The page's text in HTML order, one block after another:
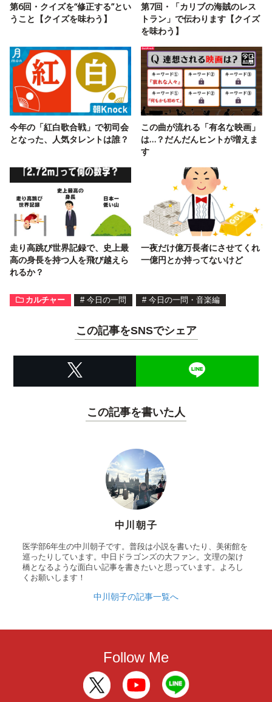
第6回・クイズを“修正する”とい
うこと【クイズを味わう】
第7回・「カリブの海賊のレス
トラン」で伝わります【クイズ
を味わう】
今年の「紅白歌合戦」で初司会
となった、人気タレントは誰？
この曲が流れる「有名な映画」
は…？だんだんヒントが増えま
す
走り高跳び世界記録で、史上最
高の身長を持つ人を飛び越えら
れるか？
一夜だけ億万長者にさせてくれ
一億円とか持ってないけど
カルチャー # 今日の一問 # 今日の一問・音楽編
この記事をSNSでシェア
この記事を書いた人
中川朝子
医学部6年生の中川朝子です。普段は小説を書いたり、美術館を
巡ったりしています。中日ドラゴンズの大ファン。文理の架け
橋となるような面白い記事を書きたいと思っています。よろし
くお願いします！
中川朝子の記事一覧へ
Follow Me